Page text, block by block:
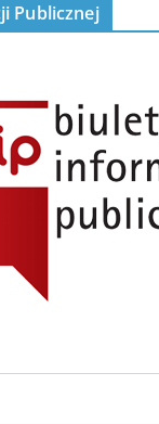
Publicznej